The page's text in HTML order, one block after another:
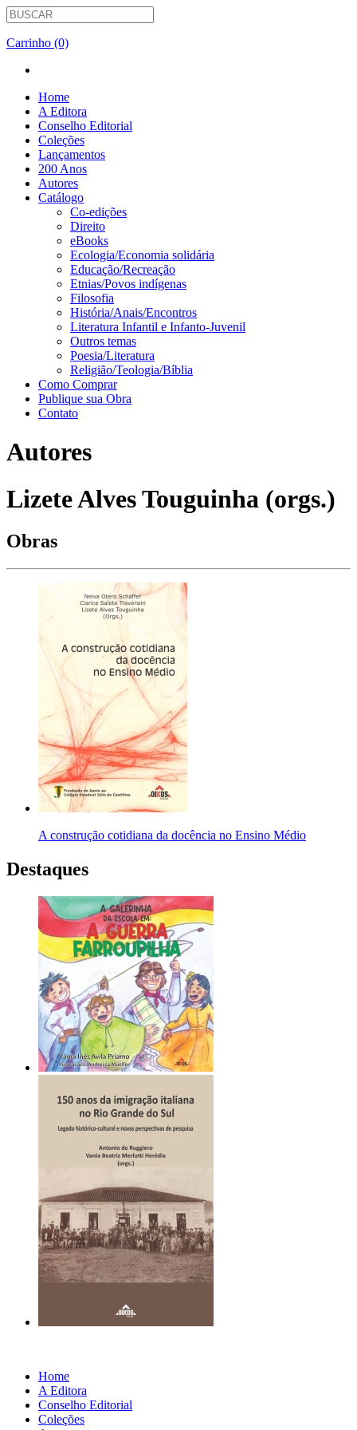
Carrinho (0)
Home
A Editora
Conselho Editorial
Coleções
Lançamentos
200 Anos
Autores
Catálogo
Co-edições
Direito
eBooks
Ecologia/Economia solidária
Educação/Recreação
Etnias/Povos indígenas
Filosofia
História/Anais/Encontros
Literatura Infantil e Infanto-Juvenil
Outros temas
Poesia/Literatura
Religião/Teologia/Bíblia
Como Comprar
Publique sua Obra
Contato
Autores
Lizete Alves Touguinha (orgs.)
Obras
A construção cotidiana da docência no Ensino Médio
Destaques
Home
A Editora
Conselho Editorial
Coleções